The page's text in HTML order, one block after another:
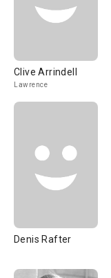
Clive Arrindell
Lawrence
Denis Rafter